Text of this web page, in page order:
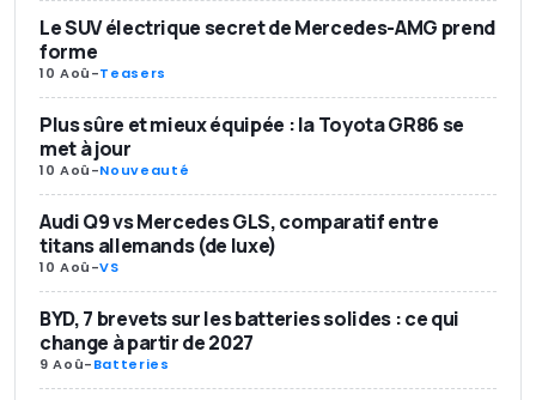
Le SUV électrique secret de Mercedes-AMG prend
forme
10 Aoû-Teasers
Plus sûre et mieux équipée : la Toyota GR86 se
met à jour
10 Aoû-Nouveauté
Audi Q9 vs Mercedes GLS, comparatif entre
titans allemands (de luxe)
10 Aoû-VS
BYD, 7 brevets sur les batteries solides : ce qui
change à partir de 2027
9 Aoû-Batteries